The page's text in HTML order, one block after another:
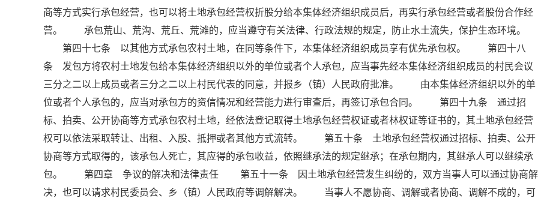
商等方式实行承包经营，也可以将土地承包经营权折股分给本集体经济组织成员后，再实行承包经营或者股份合作经
营。 承包荒山、荒沟、荒丘、荒滩的，应当遵守有关法律、行政法规的规定，防止水土流失，保护生态环境。
第四十七条 以其他方式承包农村土地，在同等条件下，本集体经济组织成员享有优先承包权。 第四十八
条 发包方将农村土地发包给本集体经济组织以外的单位或者个人承包，应当事先经本集体经济组织成员的村民会议
三分之二以上成员或者三分之二以上村民代表的同意，并报乡（镇）人民政府批准。 由本集体经济组织以外的单
位或者个人承包的，应当对承包方的资信情况和经营能力进行审查后，再签订承包合同。 第四十九条 通过招
标、拍卖、公开协商等方式承包农村土地，经依法登记取得土地承包经营权证或者林权证等证书的，其土地承包经营
权可以依法采取转让、出租、入股、抵押或者其他方式流转。 第五十条 土地承包经营权通过招标、拍卖、公开
协商等方式取得的，该承包人死亡，其应得的承包收益，依照继承法的规定继承；在承包期内，其继承人可以继续承
包。 第四章 争议的解决和法律责任 第五十一条 因土地承包经营发生纠纷的，双方当事人可以通过协商解
决，也可以请求村民委员会、乡（镇）人民政府等调解解决。 当事人不愿协商、调解或者协商、调解不成的，可